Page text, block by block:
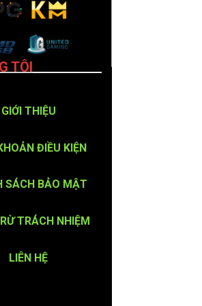
TÔI
GIỚI THIỆU
ĐIỀU KIỆN
SÁCH BẢO MẬT
TRÁCH NHIỆM
LIÊN HỆ